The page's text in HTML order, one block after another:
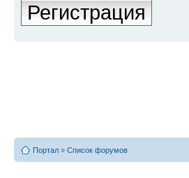
Регистрация
Портал » Список форумов